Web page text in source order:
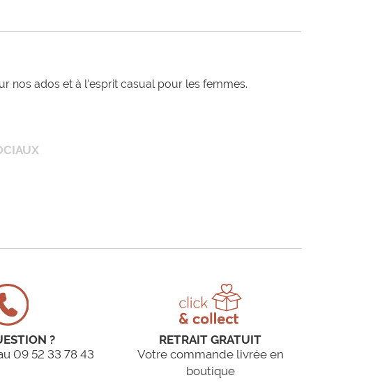
nos ados et à l'esprit casual pour les femmes.
?
09 52 33 78 43
RETRAIT GRATUIT
Votre commande livrée en
boutique